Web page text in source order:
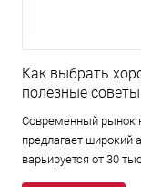
Как выбрать
полезные
Современный рынок
предлагает широкий
варьируется от 30